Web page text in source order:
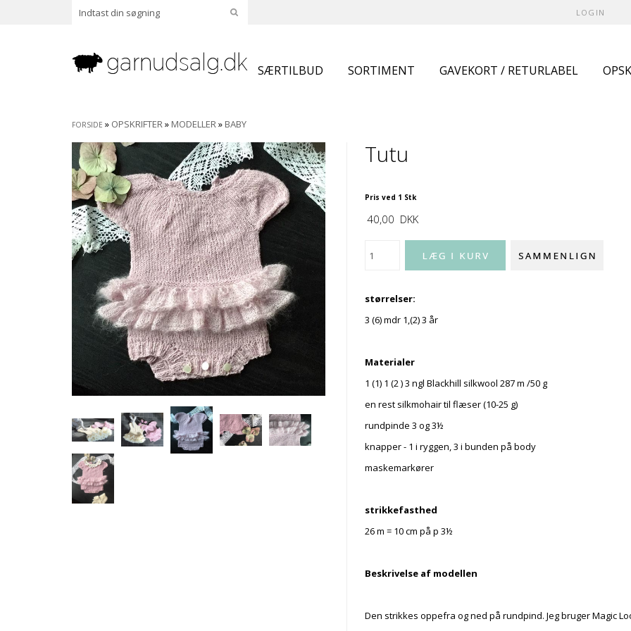
LOGIN
SÆRTILBUD SORTIMENT GAVEKORT / RETURLABEL
FORSIDE » OPSKRIFTER» MODELLER» BABY
Tutu
Pris ved 1 Stk
40,00 DKK
størrelser:
3 (6) mdr 1,(2) 3 år
Materialer
1 (1) 1 (2 ) 3 ngl Blackhill silkwool 287 m /50 g
en rest silkmohair til flæser (10-25 g)
rundpinde 3 og 3½
knapper - 1 i ryggen, 3 i bunden på body
maskemarkører
strikkefasthed
26 m = 10 cm på p 3½
Beskrivelse af modellen
Den strikkes oppefra og ned på rundpind. Jeg bruger Magic